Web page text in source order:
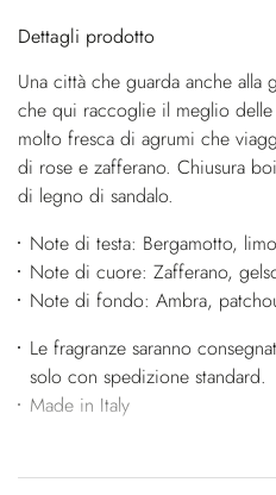
Dettagli prodotto
Una città che guarda anche alla
che qui raccoglie il meglio
molto fresca di agrumi che
di rose e zafferano. Chiusura
di legno di sandalo.
Note di testa: Bergamotto,
Note di cuore: Zafferano,
Note di fondo: Ambra,
Le fragranze saranno
solo con spedizione standard.
Made in Italy